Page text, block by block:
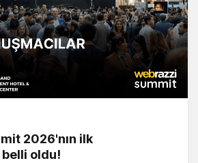
2026'nın ilk
belli oldu!